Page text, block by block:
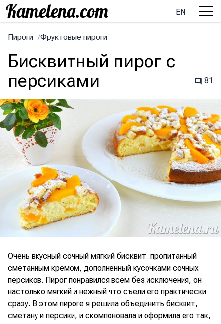
EN
Пироги /Фруктовые пироги
Бисквитный пирог с
персиками
81
Очень вкусный сочный мягкий бисквит, пропитанный
сметанным кремом, дополненный кусочками сочных
персиков. Пирог понравился всем без исключения, он
настолько мягкий и нежный что съели его практически
сразу. В этом пироге я решила объединить бисквит,
сметану и персики, и скомпоновала и оформила его так,